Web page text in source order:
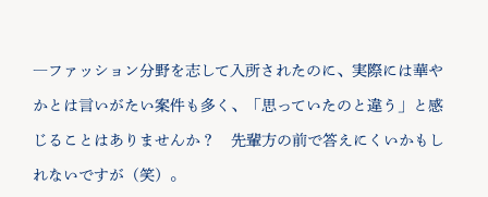
―ファッション分野を志して入所されたのに、実際には華や
かとは言いがたい案件も多く、「思っていたのと違う」と感
じることはありませんか？ 先輩方の前で答えにくいかもし
れないですが（笑）。